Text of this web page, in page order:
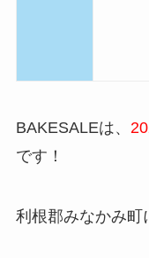
BAKESALEは、
です！
利根郡みなかみ町